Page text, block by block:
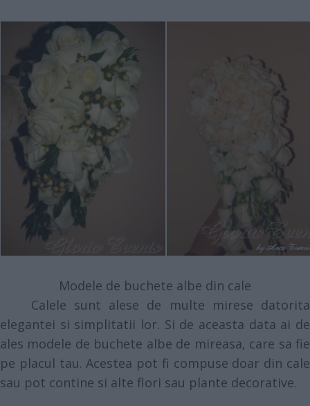
Modele de buchete albe din cale
Calele sunt alese de multe mirese datorita
elegantei si simplitatii lor. Si de aceasta data ai de
ales modele de buchete albe de mireasa, care sa fie
pe placul tau. Acestea pot fi compuse doar din cale
sau pot contine si alte flori sau plante decorative.